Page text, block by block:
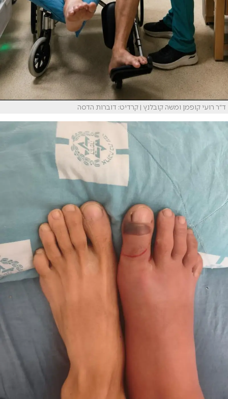
ד״ר רועי קופמן ומשה קובלנץ | קרדיט: דוברות הדסה